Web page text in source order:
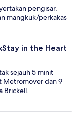
pengisar,
mangkuk/perkakas
in the Heart
sejauh 5 minit
Metromover dan 9
Brickell.